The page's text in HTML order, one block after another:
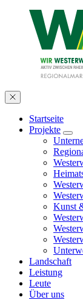
Startseite
Projekte
Kunst
Landschaft
Leistung
Leute
Über uns